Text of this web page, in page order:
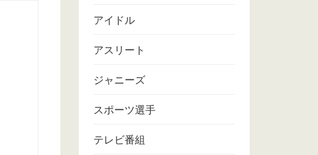
アイドル
アスリート
ジャニーズ
スポーツ選手
テレビ番組